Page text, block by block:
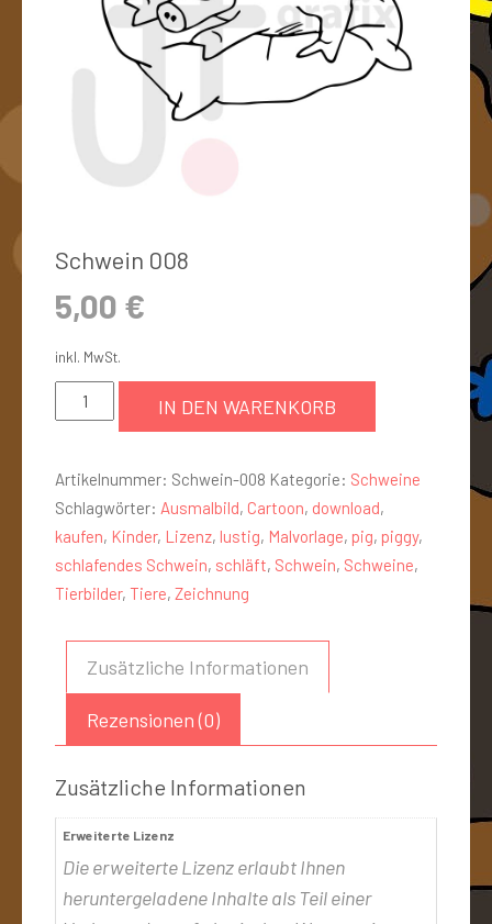
Schwein 008
5,00 €
inkl. MwSt.
IN DEN WARENKORB
Artikelnummer: Schwein-008 Kategorie: Schweine
Schlagwörter: Ausmalbild, Cartoon, download,
kaufen, Kinder, Lizenz, lustig, Malvorlage, pig, piggy,
schlafendes Schwein, schläft, Schwein, Schweine,
Tierbilder, Tiere, Zeichnung
Zusätzliche Informationen
Rezensionen (0)
Zusätzliche Informationen
Erweiterte Lizenz
Die erweiterte Lizenz erlaubt Ihnen
heruntergeladene Inhalte als Teil einer